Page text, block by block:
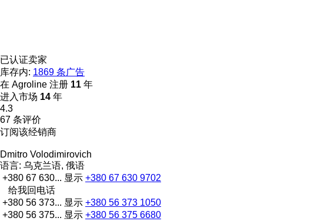
已认证卖家
库存内: 1869 条广告
在 Agroline 注册 11 年
进入市场 14 年
4.3
67 条评价
订阅该经销商
Dmitro Volodimirovich
语言: 乌克兰语, 俄语
+380 67 630... 显示 +380 67 630 9702
给我回电话
+380 56 373... 显示 +380 56 373 1050
+380 56 375... 显示 +380 56 375 6680